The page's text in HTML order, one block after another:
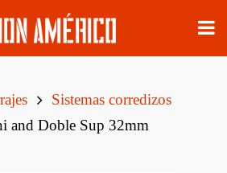
Sistemas corredizos
and Doble Sup 32mm